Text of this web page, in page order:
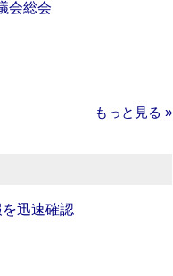
会総会
もっと見る »
を迅速確認